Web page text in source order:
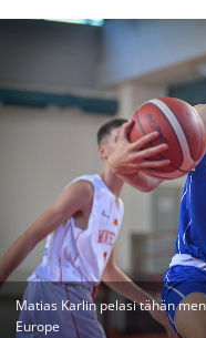
Matias Karlin pelasi tähän
Europe